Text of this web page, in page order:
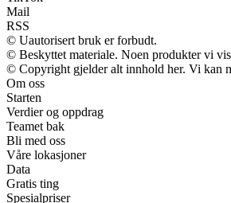
Mail
RSS
© Uautorisert bruk er forbudt.
© Beskyttet materiale. Noen produkter vi
© Copyright gjelder alt innhold her. Vi kan
Om oss
Starten
Verdier og oppdrag
Teamet bak
Bli med oss
Våre lokasjoner
Data
Gratis ting
Spesialpriser